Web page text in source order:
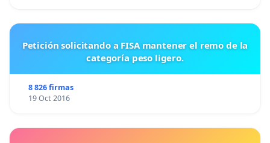
Petición solicitando a FISA mantener el remo de la
categoría peso ligero.
8 826 firmas
19 Oct 2016